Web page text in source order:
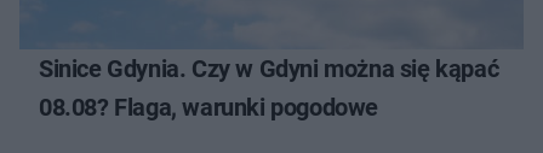
Sinice Gdynia. Czy w Gdyni można się kąpać
08.08? Flaga, warunki pogodowe